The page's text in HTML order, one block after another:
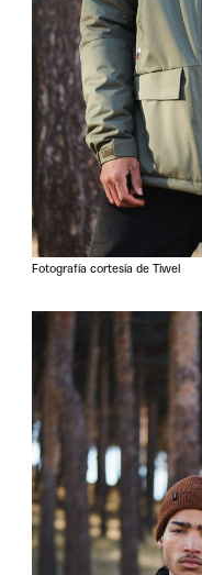
Fotografía cortesía de Tiwel